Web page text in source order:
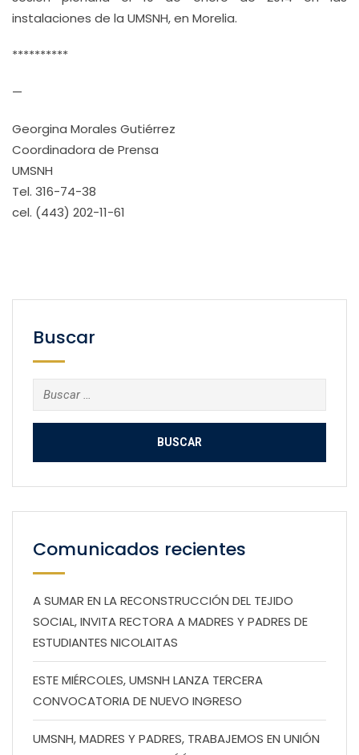
instalaciones de la UMSNH, en Morelia.
**********
—
Georgina Morales Gutiérrez
Coordinadora de Prensa
UMSNH
Tel. 316-74-38
cel. (443) 202-11-61
Buscar
Buscar:
Comunicados recientes
A SUMAR EN LA RECONSTRUCCIÓN DEL TEJIDO
SOCIAL, INVITA RECTORA A MADRES Y PADRES DE
ESTUDIANTES NICOLAITAS
ESTE MIÉRCOLES, UMSNH LANZA TERCERA
CONVOCATORIA DE NUEVO INGRESO
UMSNH, MADRES Y PADRES, TRABAJEMOS EN UNIÓN